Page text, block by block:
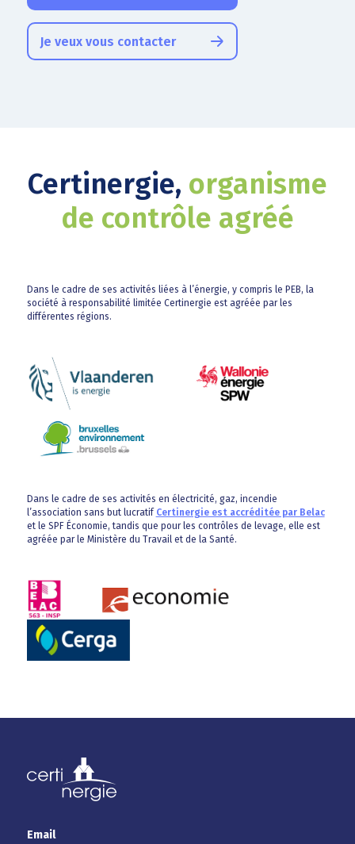
Je veux vous contacter
Certinergie, organisme
de contrôle agréé
Dans le cadre de ses activités liées à l’énergie, y compris le PEB, la
société à responsabilité limitée Certinergie est agréée par les
différentes régions.
Dans le cadre de ses activités en électricité, gaz, incendie
l’association sans but lucratif Certinergie est accréditée par Belac
et le SPF Économie, tandis que pour les contrôles de levage, elle est
agréée par le Ministère du Travail et de la Santé.
Email